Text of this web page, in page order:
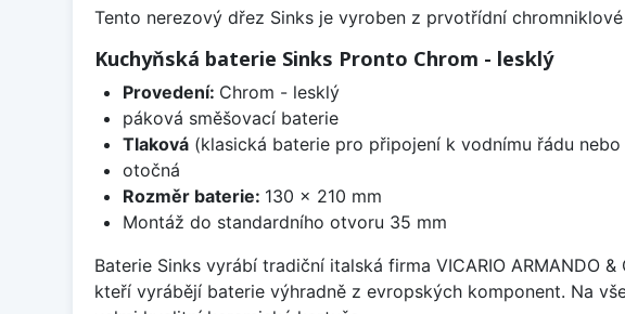
Tento nerezový dřez Sinks je vyroben z prvotřídní
Kuchyňská baterie Sinks Pronto Chrom - lesklý
Provedení: Chrom - lesklý
páková směšovací baterie
Tlaková(klasická baterie pro připojení k vodnímu řádu
otočná
Rozměr baterie: 130 x 210 mm
Montáž do standardního otvoru 35 mm
Baterie Sinks vyrábí tradiční italská firma VICARIO ARMANDO
kteří vyrábějí baterie výhradně z evropských komponent. Na